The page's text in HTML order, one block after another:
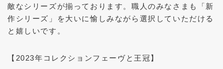
敵なシリーズが揃っております。職人のみなさまも「新
作シリーズ」を大いに愉しみながら選択していただける
と嬉しいです。
【2023年コレクションフェーヴと王冠】